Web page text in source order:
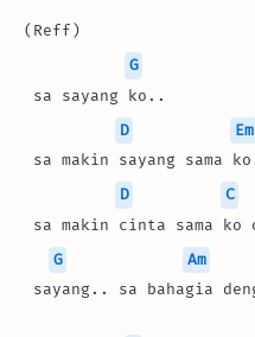
(Reff)
G
sa sayang ko..
D
Em
sa makin sayang sama
D
C
sa makin cinta sama ko
G
Am
sayang.. sa bahagia